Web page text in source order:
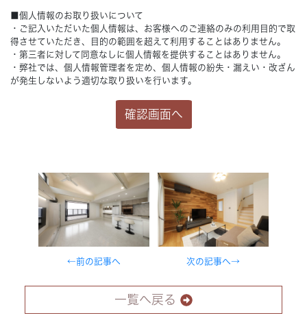
■個人情報のお取り扱いについて
・ご記入いただいた個人情報は、お客様へのご連絡のみの利用目的で取
得させていただき、目的の範囲を超えて利用することはありません。
・第三者に対して同意なしに個人情報を提供することはありません。
・弊社では、個人情報管理者を定め、個人情報の紛失・漏えい・改ざん
が発生しないよう適切な取り扱いを行います。
←前の記事へ 次の記事へ→
一覧へ戻る